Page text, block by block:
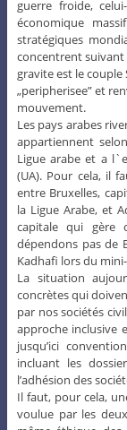
guerre froide,
économique
stratégiques
concentrent
gravite est le couple
„peripherisee” et
mouvement.
Les pays arabes
appartiennent
Ligue arabe et a
(UA). Pour cela, il
entre Bruxelles,
la Ligue Arabe, et
capitale qui gère
dépendons pas de
Kadhafi lors du
La situation
concrètes qui
par nos sociétés
approche inclusive
jusqu’ici
incluant les
l’adhésion des
Il faut, pour cela,
voulue par les